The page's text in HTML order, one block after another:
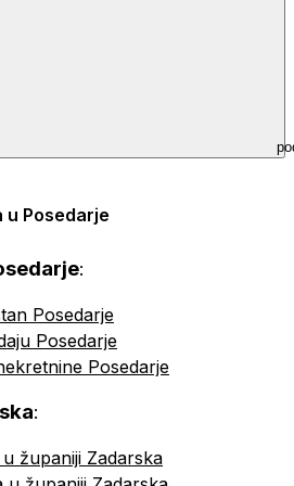
u Posedarje
:
Posedarje
Posedarje
Posedarje
:
županiji Zadarska